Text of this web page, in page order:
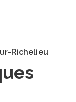
Richelieu